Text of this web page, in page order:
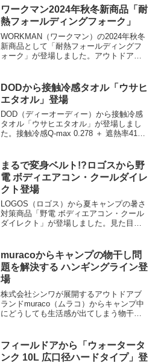
ワークマン2024年秋冬新商品「耐
熱フォールディングフォーク」
WORKMAN（ワークマン）の2024年秋冬
新商品として「耐熱フォールディングフ
ォーク」が登場しました。アウトドアシ
製で耐熱温度は150℃までです。詳細をレ
ビューします。
DODから接触冷感タオル「ウサヒ
エタオル」登場
DOD（ディーオーディー）から接触冷感
タオル「ウサヒエタオル」が登場しまし
た。接触冷感Q-max 0.278 ＋ 遮熱率41%
瞬間の熱を逃がす夏対策アイテムです。
詳細をレビューします。
まるで変身ベルト!?ロゴスから野
電 ボディエアコン・クールダイレ
クト登場
LOGOS（ロゴス）から夏キャンプの暑さ
対策商品「野電 ボディエアコン・クール
ダイレクト」が登場しました。見た目の
に思えます。詳細をレビューします。
muracoからキャンプの物干し問
題を解決する ハンギングライン登
場
株式会社シンワが展開するアウトドアブ
ランドmuraco（ムラコ）からキャンプ中
にどうしても生活感が出てしまう物干し
2021年3月中旬に発送予定です。詳細をレ
ビューします。
フィールドアから「ウォータータ
ンク 10L 広口径ハードタイプ」登